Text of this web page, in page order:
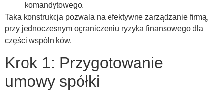
komandytowego.
Taka konstrukcja pozwala na efektywne zarządzanie firmą,
przy jednoczesnym ograniczeniu ryzyka finansowego dla
części wspólników.
Krok 1: Przygotowanie
umowy spółki